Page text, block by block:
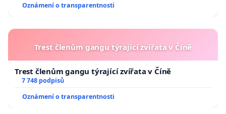
Oznámení o transparentnosti
Trest členům gangu týrající zvířata v Číně
Trest členům gangu týrající zvířata v Číně
7 748 podpisů
Oznámení o transparentnosti